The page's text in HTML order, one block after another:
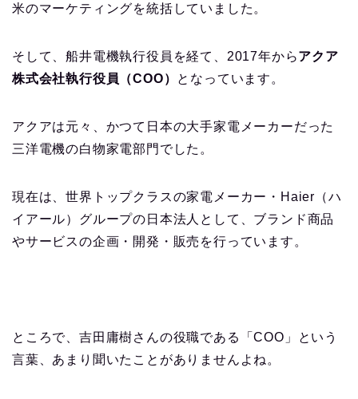
米のマーケティングを統括していました。
そして、船井電機執行役員を経て、2017年からアクア
株式会社執行役員（COO） となっています。
アクアは元々、かつて日本の大手家電メーカーだった
三洋電機の白物家電部門でした。
現在は、世界トップクラスの家電メーカー・Haier（ハ
イアール）グループの日本法人として、ブランド商品
やサービスの企画・開発・販売を行っています。
ところで、吉田庸樹さんの役職である「COO」という
言葉、あまり聞いたことがありませんよね。